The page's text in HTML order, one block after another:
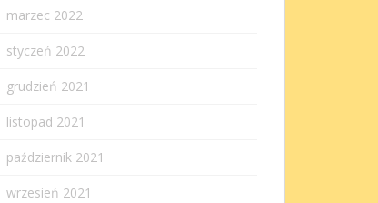
marzec 2022
styczeń 2022
grudzień 2021
listopad 2021
październik 2021
wrzesień 2021